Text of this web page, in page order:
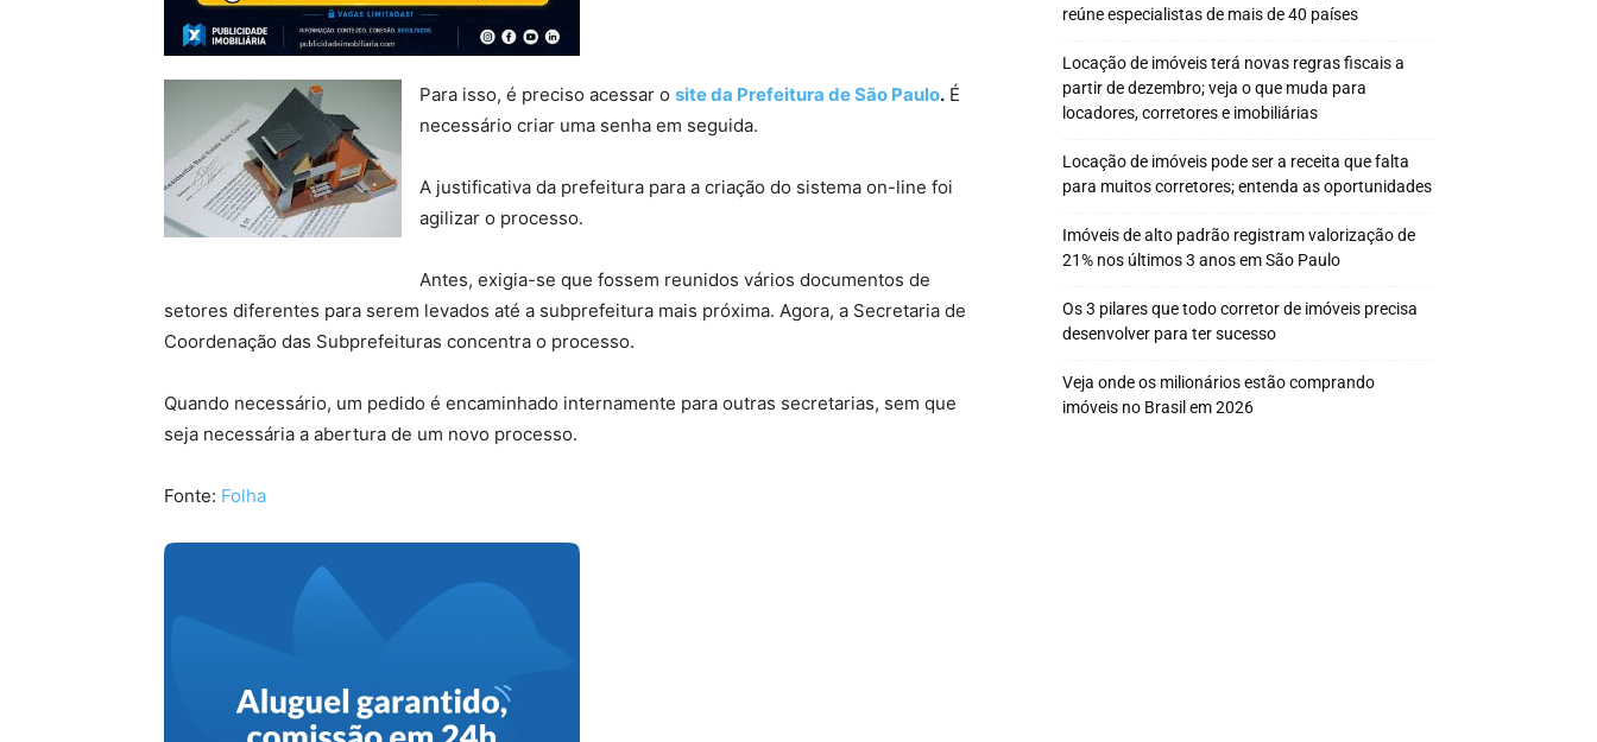
Para isso, é preciso acessar o site da Prefeitura de São Paulo. É
necessário criar uma senha em seguida.
A justificativa da prefeitura para a criação do sistema on-line foi
agilizar o processo.
Antes, exigia-se que fossem reunidos vários documentos de
setores diferentes para serem levados até a subprefeitura mais próxima. Agora, a Secretaria de
Coordenação das Subprefeituras concentra o processo.
Quando necessário, um pedido é encaminhado internamente para outras secretarias, sem que
seja necessária a abertura de um novo processo.
Fonte: Folha
reúne especialistas de mais de 40 países
Locação de imóveis terá novas regras fiscais a
partir de dezembro; veja o que muda para
locadores, corretores e imobiliárias
Locação de imóveis pode ser a receita que falta
para muitos corretores; entenda as oportunidades
Imóveis de alto padrão registram valorização de
21% nos últimos 3 anos em São Paulo
Os 3 pilares que todo corretor de imóveis precisa
desenvolver para ter sucesso
Veja onde os milionários estão comprando
imóveis no Brasil em 2026